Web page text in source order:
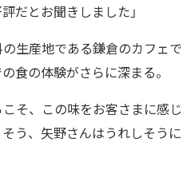
だとお聞きしました」
生産地である鎌倉のカフェで
食の体験がさらに深まる。
そ、この味をお客さまに感じ
う、矢野さんはうれしそうに